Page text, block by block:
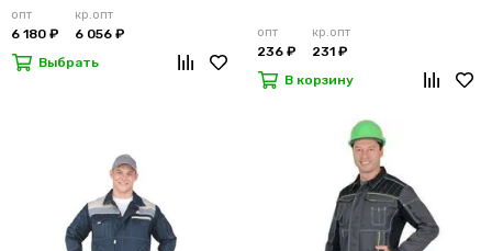
опт
6 180 ₽
кр.опт
6 056 ₽
Выбрать
опт
236 ₽
кр.опт
231 ₽
В корзину